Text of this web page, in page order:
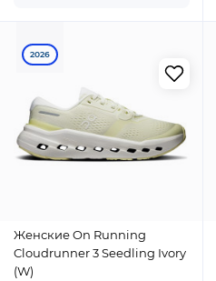
2026
Женские On Running
Cloudrunner 3 Seedling Ivory
(W)